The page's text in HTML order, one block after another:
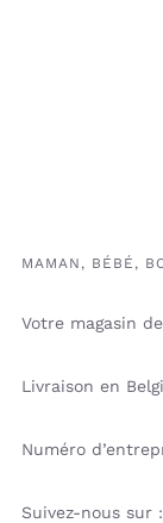
MAMAN, BÉBÉ,
Votre magasin
Livraison en
Numéro
Suivez-nous sur :